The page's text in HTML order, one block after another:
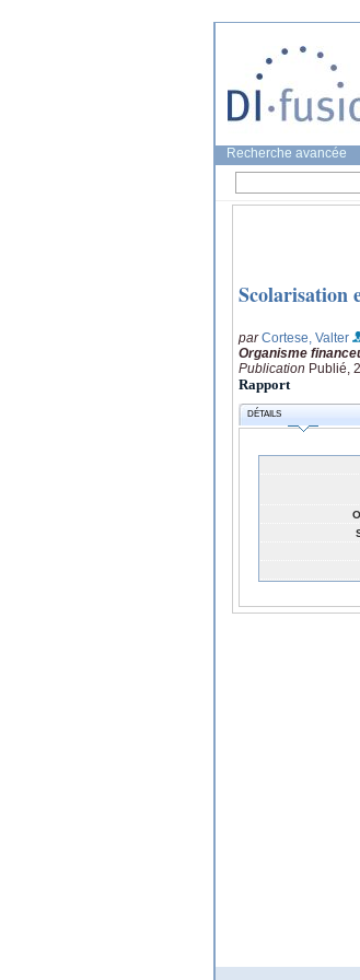
Recherche avancée
Scolarisation
parCortese, Valter
Organisme
Publication Publié,
Rapport
DÉTAILS